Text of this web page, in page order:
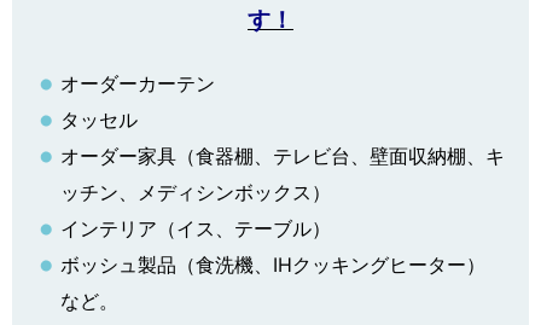
す！
オーダーカーテン
タッセル
オーダー家具（食器棚、テレビ台、壁面収納棚、キ
ッチン、メディシンボックス）
インテリア（イス、テーブル）
ボッシュ製品（食洗機、IHクッキングヒーター）
など。